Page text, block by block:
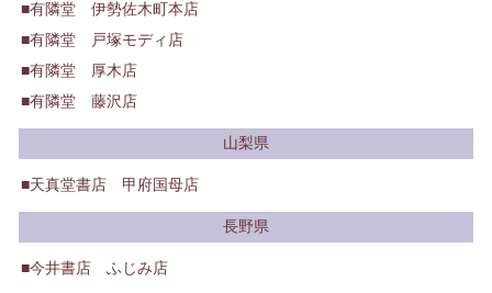
有隣堂 伊勢佐木町本店
有隣堂 戸塚モディ店
有隣堂 厚木店
有隣堂 藤沢店
山梨県
天真堂書店 甲府国母店
長野県
今井書店 ふじみ店